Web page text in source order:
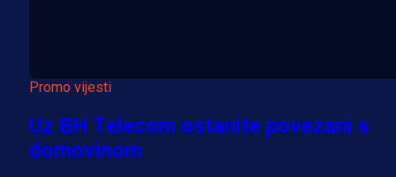
Promo vijesti
Uz BH Telecom ostanite povezani s
domovinom